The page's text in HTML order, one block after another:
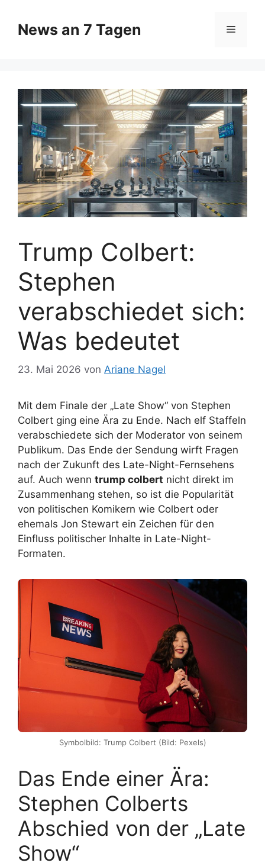
Inhalt
springen
News an 7 Tagen Menü
Trump Colbert:
Stephen
verabschiedet sich:
Was bedeutet
23. Mai 2026 von Ariane Nagel
Mit dem Finale der „Late Show“ von Stephen
Colbert ging eine Ära zu Ende. Nach elf Staffeln
verabschiedete sich der Moderator von seinem
Publikum. Das Ende der Sendung wirft Fragen
nach der Zukunft des Late-Night-Fernsehens
auf. Auch wenn trump colbert nicht direkt im
Zusammenhang stehen, so ist die Popularität
von politischen Komikern wie Colbert oder
ehemals Jon Stewart ein Zeichen für den
Einfluss politischer Inhalte in Late-Night-
Formaten.
Symbolbild: Trump Colbert (Bild: Pexels)
Das Ende einer Ära:
Stephen Colberts
Abschied von der „Late
Show“